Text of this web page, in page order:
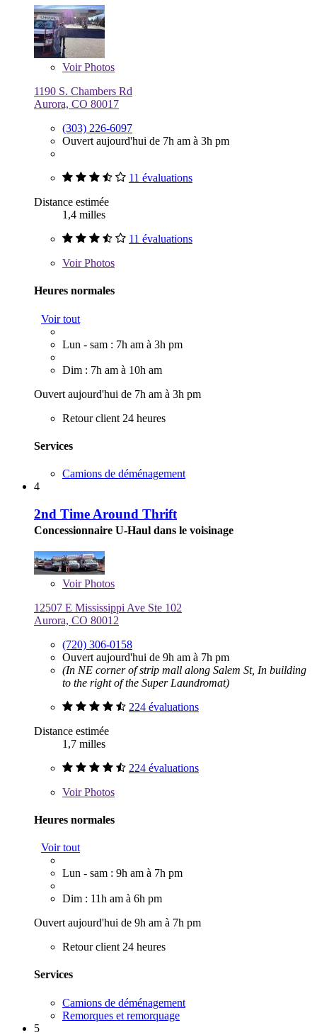
VoirPhotos
1190 S. Chambers Rd
Aurora, CO 80017
(303) 226-6097
Ouvert aujourd'hui de 7h am à 3h pm
11 évaluations
Distance estimée
1,4 milles
11 évaluations
VoirPhotos
Heures normales
Voir tout
Lun - sam : 7h am à 3h pm
Dim : 7h am à 10h am
Ouvert aujourd'hui de 7h am à 3h pm
Retour client 24 heures
Services
Camions de déménagement
4
2nd Time Around Thrift
Concessionnaire U-Haul dans le voisinage
VoirPhotos
12507 E Mississippi Ave Ste 102
Aurora, CO 80012
(720) 306-0158
Ouvert aujourd'hui de 9h am à 7h pm
(In NE corner of strip mall along Salem St, In building
to the right of the Super Laundromat)
224 évaluations
Distance estimée
1,7 milles
224 évaluations
VoirPhotos
Heures normales
Voir tout
Lun - sam : 9h am à 7h pm
Dim : 11h am à 6h pm
Ouvert aujourd'hui de 9h am à 7h pm
Retour client 24 heures
Services
Camions de déménagement
Remorques et remorquage
5